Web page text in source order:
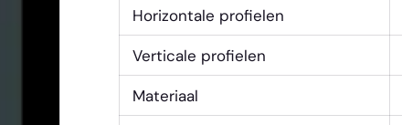
Horizontale profielen
Verticale profielen
Materiaal